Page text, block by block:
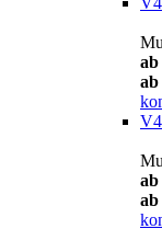
ab
ab